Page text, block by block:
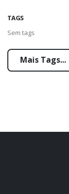
TAGS
Sem tags
Mais Tags...